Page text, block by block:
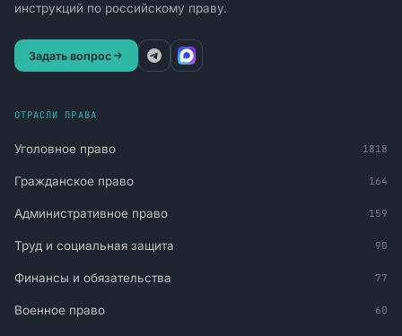
инструкций по российскому праву.
Задать вопрос
ОТРАСЛИ ПРАВА
Уголовное право 1818
Гражданское право 164
Административное право 159
Труд и социальная защита 90
Финансы и обязательства 77
Военное право 60